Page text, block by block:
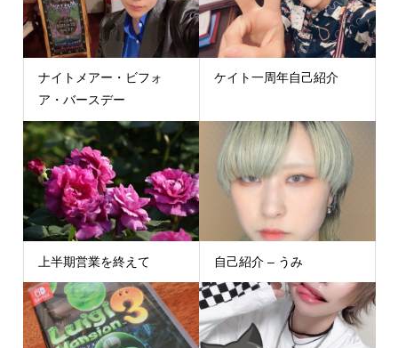
ナイトメアー・ビフォ
ア・バースデー
ケイト一周年自己紹介
上半期営業を終えて 自己紹介 – うみ